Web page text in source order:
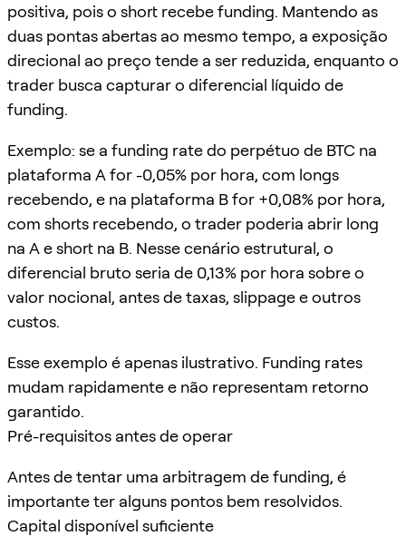
positiva, pois o short recebe funding. Mantendo as
duas pontas abertas ao mesmo tempo, a exposição
direcional ao preço tende a ser reduzida, enquanto o
trader busca capturar o diferencial líquido de
funding.
Exemplo: se a funding rate do perpétuo de BTC na
plataforma A for -0,05% por hora, com longs
recebendo, e na plataforma B for +0,08% por hora,
com shorts recebendo, o trader poderia abrir long
na A e short na B. Nesse cenário estrutural, o
diferencial bruto seria de 0,13% por hora sobre o
valor nocional, antes de taxas, slippage e outros
custos.
Esse exemplo é apenas ilustrativo. Funding rates
mudam rapidamente e não representam retorno
garantido.
Pré-requisitos antes de operar
Antes de tentar uma arbitragem de funding, é
importante ter alguns pontos bem resolvidos.
Capital disponível suficiente